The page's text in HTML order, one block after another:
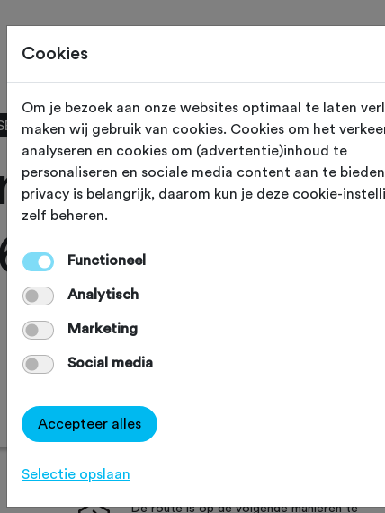
Diessen (Noord Brabant)
Diessen
Agenda
De route is op de volgende manieren te
Cookies
Om je bezoek aan onze websites optimaal te laten
maken wij gebruik van cookies. Cookies om het
analyseren en cookies om (advertentie)inhoud te
personaliseren en sociale media content aan te
privacy is belangrijk, daarom kun je deze cookie-
zelf beheren.
Functioneel
Analytisch
Marketing
Social media
Accepteer alles
Selectie opslaan